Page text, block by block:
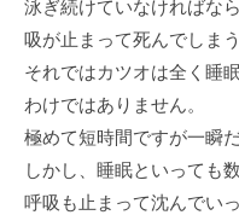
泳ぎ続けていなければな
吸が止まって死んでしま
それではカツオは全く睡
わけではありません。
極めて短時間ですが一瞬
しかし、睡眠といっても
呼吸も止まって沈んでい